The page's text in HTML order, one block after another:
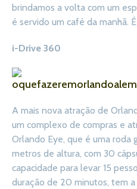
brindamos a volta com um
é servido um café da manhã.
i-Drive 360
A mais nova atração de
um complexo de compras e
Orlando Eye, que é uma roda
metros de altura, com 30
capacidade para levar 15
duração de 20 minutos, tem